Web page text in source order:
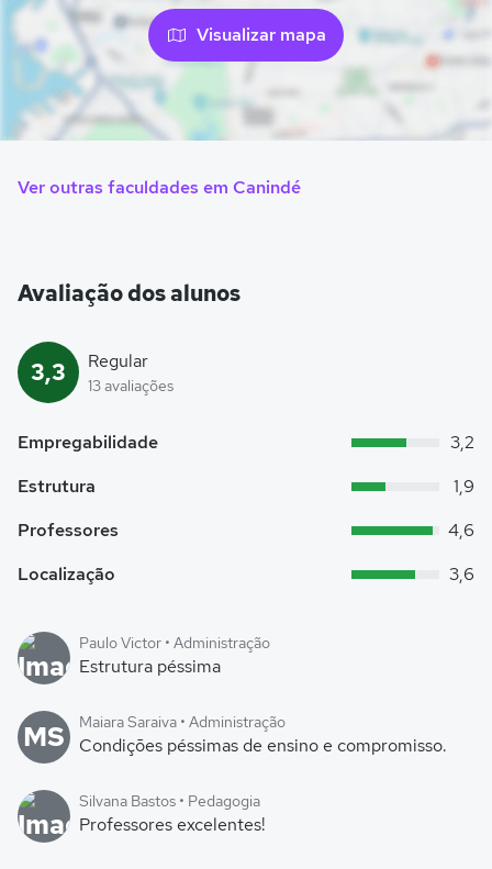
Visualizar mapa
Ver outras faculdades em Canindé
Avaliação dos alunos
3,3 Regular
13 avaliações
Empregabilidade
3,2
Estrutura
1,9
Professores
4,6
Localização
3,6
Paulo Victor • Administração
Estrutura péssima
MS Maiara Saraiva • Administração
Condições péssimas de ensino e compromisso.
Silvana Bastos • Pedagogia
Professores excelentes!